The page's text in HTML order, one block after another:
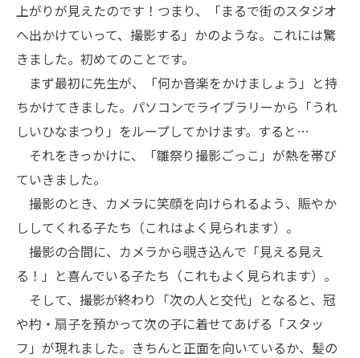
上がりが見えたのです！つまり、「まるで街のスタジオ
へ出かけていって、撮影する」かのような。これには驚
きました。初めてのことです。
まず最初に先生が、「何か音楽をかけましょう」と持
ちかけてきました。パソコンでライブラリーから「うれ
しいひなまつり」をループしてかけます。すると…
それをきっかけに、「雛祭り撮影ごっこ」が熱を帯び
ていきました。
撮影のとき、カメラに笑顔を向けられるよう、賑やか
ししてくれる子たち（これはよく見られます）。
撮影の合間に、カメラから覗き込んで「見える見え
る！」と喜んでいる子たち（これもよく見られます）。
そして、撮影が終わり「次の人と交代」となると、冠
や杓・扇子を預かって次の子に着せてあげる「スタッ
フ」が現れました。きちんと正面を向いているか、髪の